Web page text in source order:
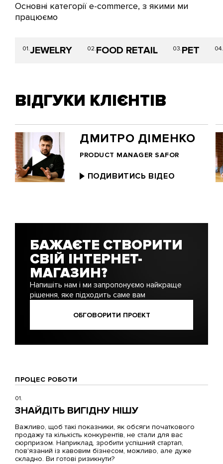
Основні категорії e-commerce, з якими ми
працюємо
01.JEWELRY 02.FOOD RETAIL 03.PET 04.
ВІДГУКИ КЛІЄНТІВ
ПОДИВИТИСЬ ВІДЕО
PRODUCT MANAGER SAFOR
ДМИТРО ДІМЕНКО
БАЖАЄТЕ СТВОРИТИ
СВІЙ ІНТЕРНЕТ-
МАГАЗИН?
Напишіть нам і ми запропонуємо найкраще
рішення, яке підходить саме вам
ОБГОВОРИТИ ПРОЕКТ
ПРОЦЕС РОБОТИ
01.
ЗНАЙДІТЬ ВИГІДНУ НІШУ
Важливо, щоб такі показники, як обсяги початкового
продажу та кількість конкурентів, не стали для вас
сюрпризом. Наприклад, зробити успішний стартап,
пов'язаний із кавовим бізнесом, можливо, але дуже
складно. Ви готові ризикнути?